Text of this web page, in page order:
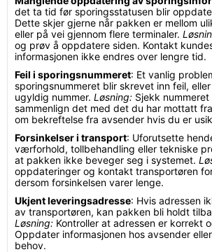
det ta tid før sporingsstatusen blir
Dette skjer gjerne når pakken er mellom
eller på vei gjennom flere terminaler.
og prøv å oppdatere siden. Kontakt
informasjonen ikke endres over lengre tid.
Feil i sporingsnummeret: Et vanlig
sporingsnummeret blir skrevet inn feil,
ugyldig nummer. Løsning: Sjekk nummeret
sammenlign det med det du har mottatt
om bekreftelse fra avsender hvis du er
Forsinkelser i transport: Uforutsette
værforhold, tollbehandling eller tekniske
at pakken ikke beveger seg i systemet.
oppdateringer og kontakt transportøren
dersom forsinkelsen varer lenge.
Ukjent leveringsadresse: Hvis adressen
av transportøren, kan pakken bli holdt
Løsning: Kontroller at adressen er korrekt
Oppdater informasjonen hos avsender
behov.